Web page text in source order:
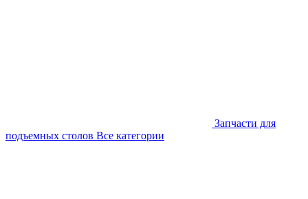
Запчасти для
подъемных столов Все категории